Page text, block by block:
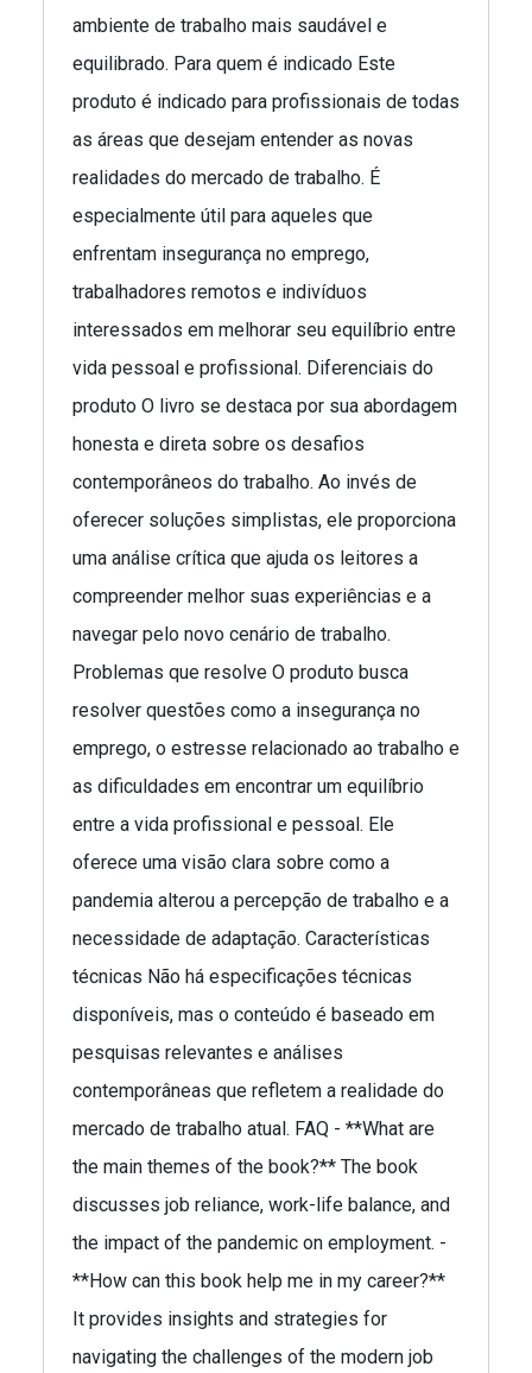
ambiente de trabalho mais saudável e
equilibrado. Para quem é indicado Este
produto é indicado para profissionais de todas
as áreas que desejam entender as novas
realidades do mercado de trabalho. É
especialmente útil para aqueles que
enfrentam insegurança no emprego,
trabalhadores remotos e indivíduos
interessados em melhorar seu equilíbrio entre
vida pessoal e profissional. Diferenciais do
produto O livro se destaca por sua abordagem
honesta e direta sobre os desafios
contemporâneos do trabalho. Ao invés de
oferecer soluções simplistas, ele proporciona
uma análise crítica que ajuda os leitores a
compreender melhor suas experiências e a
navegar pelo novo cenário de trabalho.
Problemas que resolve O produto busca
resolver questões como a insegurança no
emprego, o estresse relacionado ao trabalho e
as dificuldades em encontrar um equilíbrio
entre a vida profissional e pessoal. Ele
oferece uma visão clara sobre como a
pandemia alterou a percepção de trabalho e a
necessidade de adaptação. Características
técnicas Não há especificações técnicas
disponíveis, mas o conteúdo é baseado em
pesquisas relevantes e análises
contemporâneas que refletem a realidade do
mercado de trabalho atual. FAQ - **What are
the main themes of the book?** The book
discusses job reliance, work-life balance, and
the impact of the pandemic on employment. -
**How can this book help me in my career?**
It provides insights and strategies for
navigating the challenges of the modern job